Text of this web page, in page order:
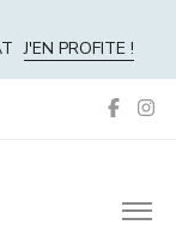
J'EN PROFITE !